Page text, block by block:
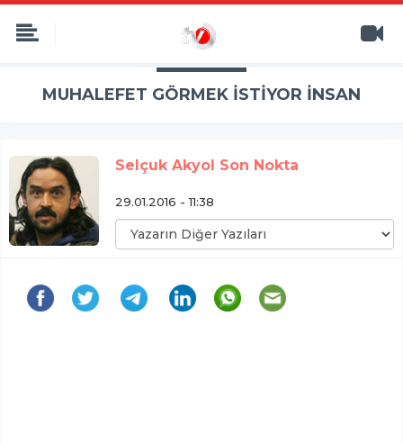
MUHALEFET GÖRMEK İSTİYOR İNSAN
Selçuk Akyol Son Nokta
29.01.2016 - 11:38